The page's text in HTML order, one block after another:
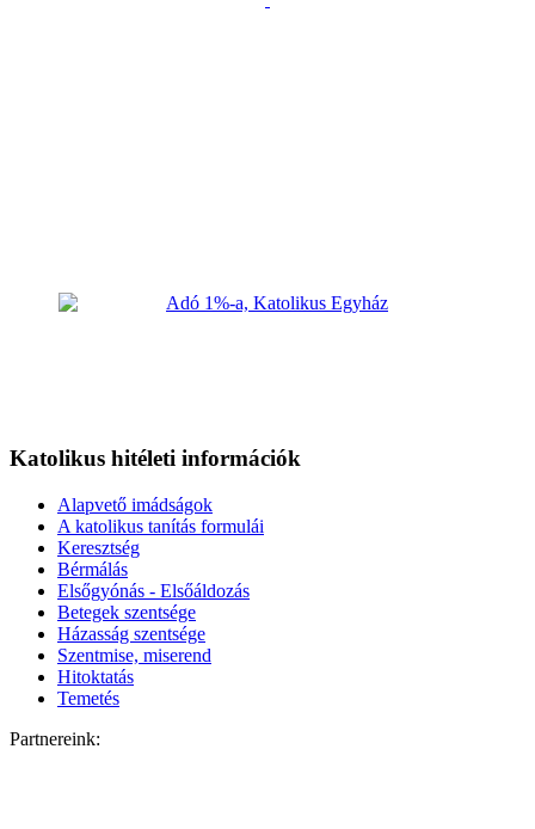
Katolikus hitéleti információk
Alapvető imádságok
A katolikus tanítás formulái
Keresztség
Bérmálás
Elsőgyónás - Elsőáldozás
Betegek szentsége
Házasság szentsége
Szentmise, miserend
Hitoktatás
Temetés
Partnereink: